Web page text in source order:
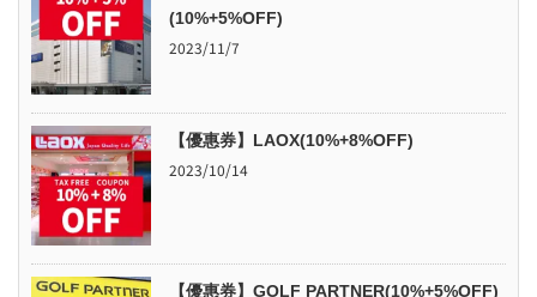
(10%+5%OFF)
2023/11/7
【優惠券】LAOX(10%+8%OFF)
2023/10/14
【優惠券】GOLF PARTNER(10%+5%OFF)